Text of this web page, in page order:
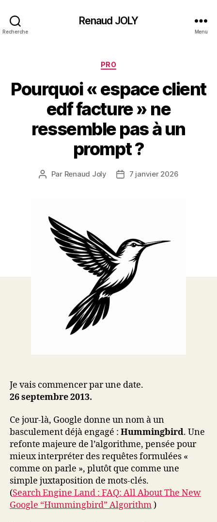
Recherche
Renaud JOLY
Menu
Catégories
PRO
Pourquoi « espace client
edf facture » ne
ressemble pas à un
prompt ?
Auteur
Par Renaud Joly
Date7 janvier 2026
Je vais commencer par une date.
26 septembre 2013.
Ce jour-là, Google donne un nom à un
basculement déjà engagé : Hummingbird. Une
refonte majeure de l’algorithme, pensée pour
mieux interpréter des requêtes formulées «
comme on parle », plutôt que comme une
simple juxtaposition de mots-clés.
(Search Engine Land : FAQ: All About The New
Google “Hummingbird” Algorithm)